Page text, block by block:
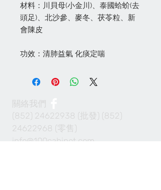
材料：川貝母(小金川)、泰國蛤蚧(去
頭足)、北沙參、麥冬、茯苓粒、新
會陳皮
功效：清肺益氣 化痰定喘
關絡我們
(852) 24622938 (批發) (852)
24622968 (零售)
info@100cabinet.com